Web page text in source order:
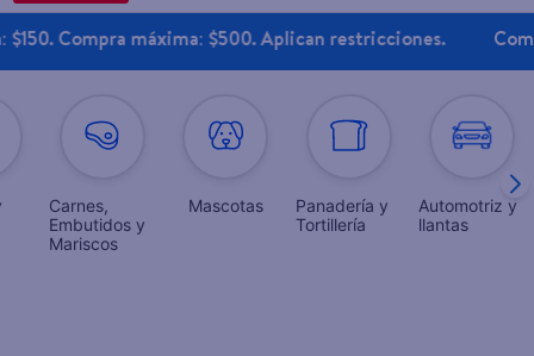
máxima: $500. Aplican restricciones. Compra en
Carnes,
Embutidos y
Mariscos
Mascotas
Panadería y
Tortillería
Automotriz y
llantas